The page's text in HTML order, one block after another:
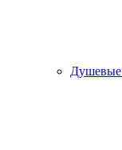
Душевые